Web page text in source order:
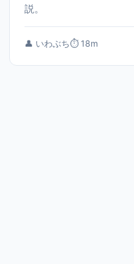
説。
👤 いわぶち⏱️ 18m